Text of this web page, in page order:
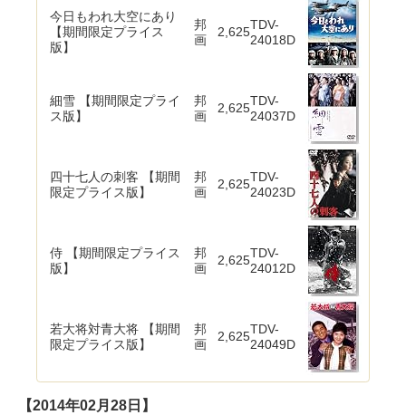
今日もわれ大空にあり
【期間限定プライス
版】
邦
画
2,625TDV-
24018D
細雪 【期間限定プライ
ス版】
邦
画
2,625TDV-
24037D
四十七人の刺客 【期間
限定プライス版】
邦
画
2,625TDV-
24023D
侍 【期間限定プライス
版】
邦
画
2,625TDV-
24012D
若大将対青大将 【期間
限定プライス版】
邦
画
2,625TDV-
24049D
【2014年02月28日】